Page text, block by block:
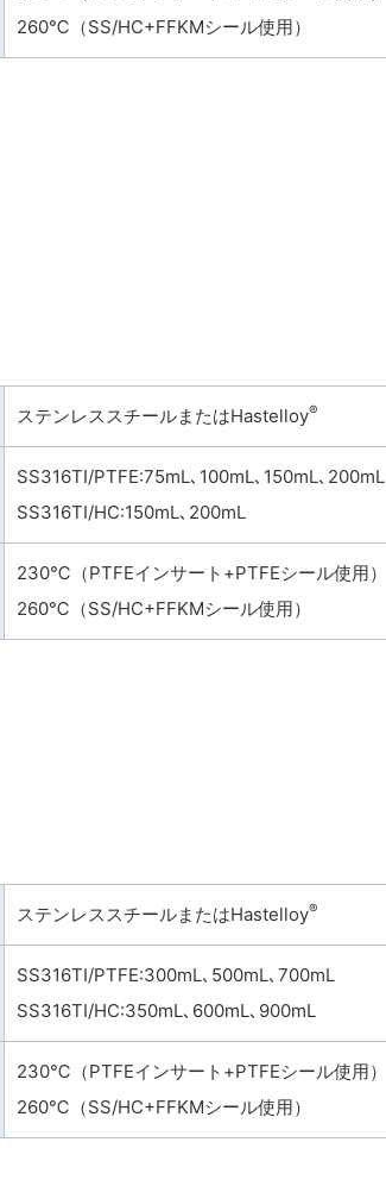
260℃（SS/HC+FFKMシール使用）
ステンレススチールまたはHastelloy®
SS316TI/PTFE:75mL､100mL､150mL､200mL
SS316TI/HC:150mL､200mL
230℃（PTFEインサート+PTFEシール使用）
260℃（SS/HC+FFKMシール使用）
ステンレススチールまたはHastelloy®
SS316TI/PTFE:300mL､500mL､700mL
SS316TI/HC:350mL､600mL､900mL
230℃（PTFEインサート+PTFEシール使用）
260℃（SS/HC+FFKMシール使用）